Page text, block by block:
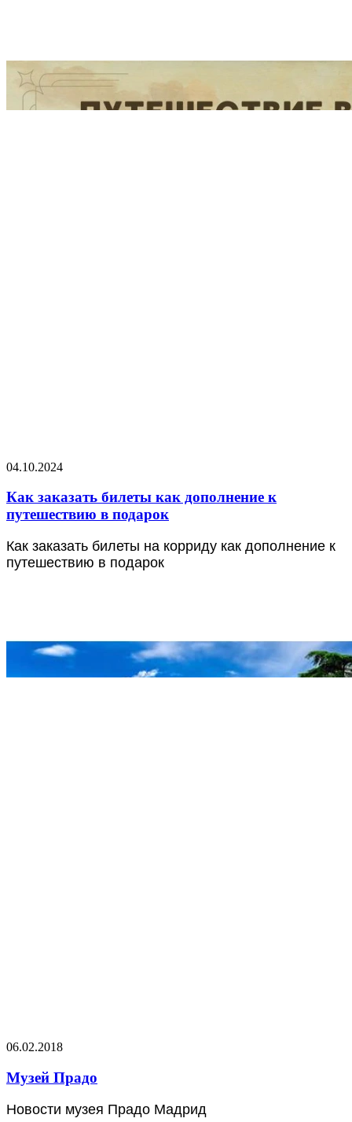
04.10.2024
Как заказать билеты как дополнение к
путешествию в подарок
Как заказать билеты на корриду как дополнение к
путешествию в подарок
06.02.2018
Музей Прадо
Новости музея Прадо Мадрид